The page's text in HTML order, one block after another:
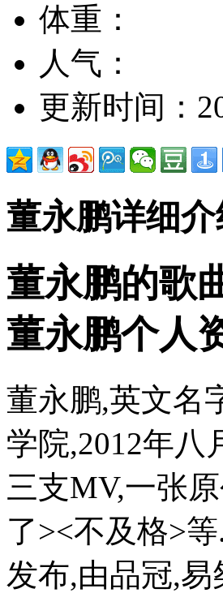
体重：
人气：
更新时间：
董永鹏详细介
董永鹏的歌
董永鹏个人
董永鹏,英文名
学院,2012年八
三支MV,一张
了><不及格>
发布,由品冠,